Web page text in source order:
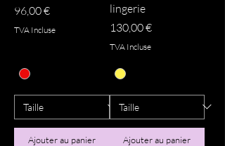
Prix
96,00 €
TVA Incluse
Ajouter au panier
lingerie
Prix
130,00 €
TVA Incluse
Ajouter au panier